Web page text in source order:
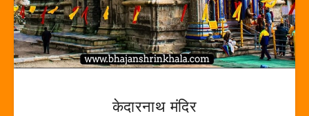
केदारनाथ मंदिर